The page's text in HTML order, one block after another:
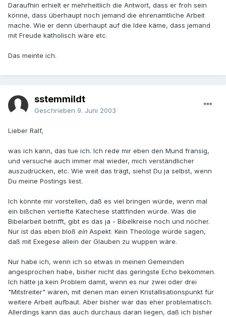
Daraufhin erhielt er mehrheitlich die Antwort, dass er froh sein
könne, dass überhaupt noch jemand die ehrenamtliche Arbeit
mache. Wie er denn überhaupt auf die Idee käme, dass jemand
mit Freude katholisch wäre etc.
Das meinte ich.
sstemmildt
Geschrieben 9. Juni 2003
Lieber Ralf,
was ich kann, das tue ich. Ich rede mir eben den Mund fransig,
und versuche auch immer mal wieder, mich verständlicher
auszudrücken, etc. Wie weit das trägt, siehst Du ja selbst, wenn
Du meine Postings liest.
Ich könnte mir vorstellen, daß es viel bringen würde, wenn mal
ein bißchen vertiefte Katechese stattfinden würde. Was die
Bibelarbeit betrifft, gibt es das ja - Bibelkreise noch und nöcher.
Nur ist das eben bloß ein Aspekt. Kein Theologe würde sagen,
daß mit Exegese allein der Glauben zu wuppen wäre.
Nur habe ich, wenn ich so etwas in meinen Gemeinden
angesprochen habe, bisher nicht das geringste Echo bekommen.
Ich hätte ja kein Problem damit, wenn es nur zwei oder drei
"Mitstreiter" wären, mit denen man einen Kristallisationspunkt für
weitere Arbeit aufbaut. Aber bisher war das eher problematisch.
Allerdings kann das auch durchaus daran liegen, daß ich bisher